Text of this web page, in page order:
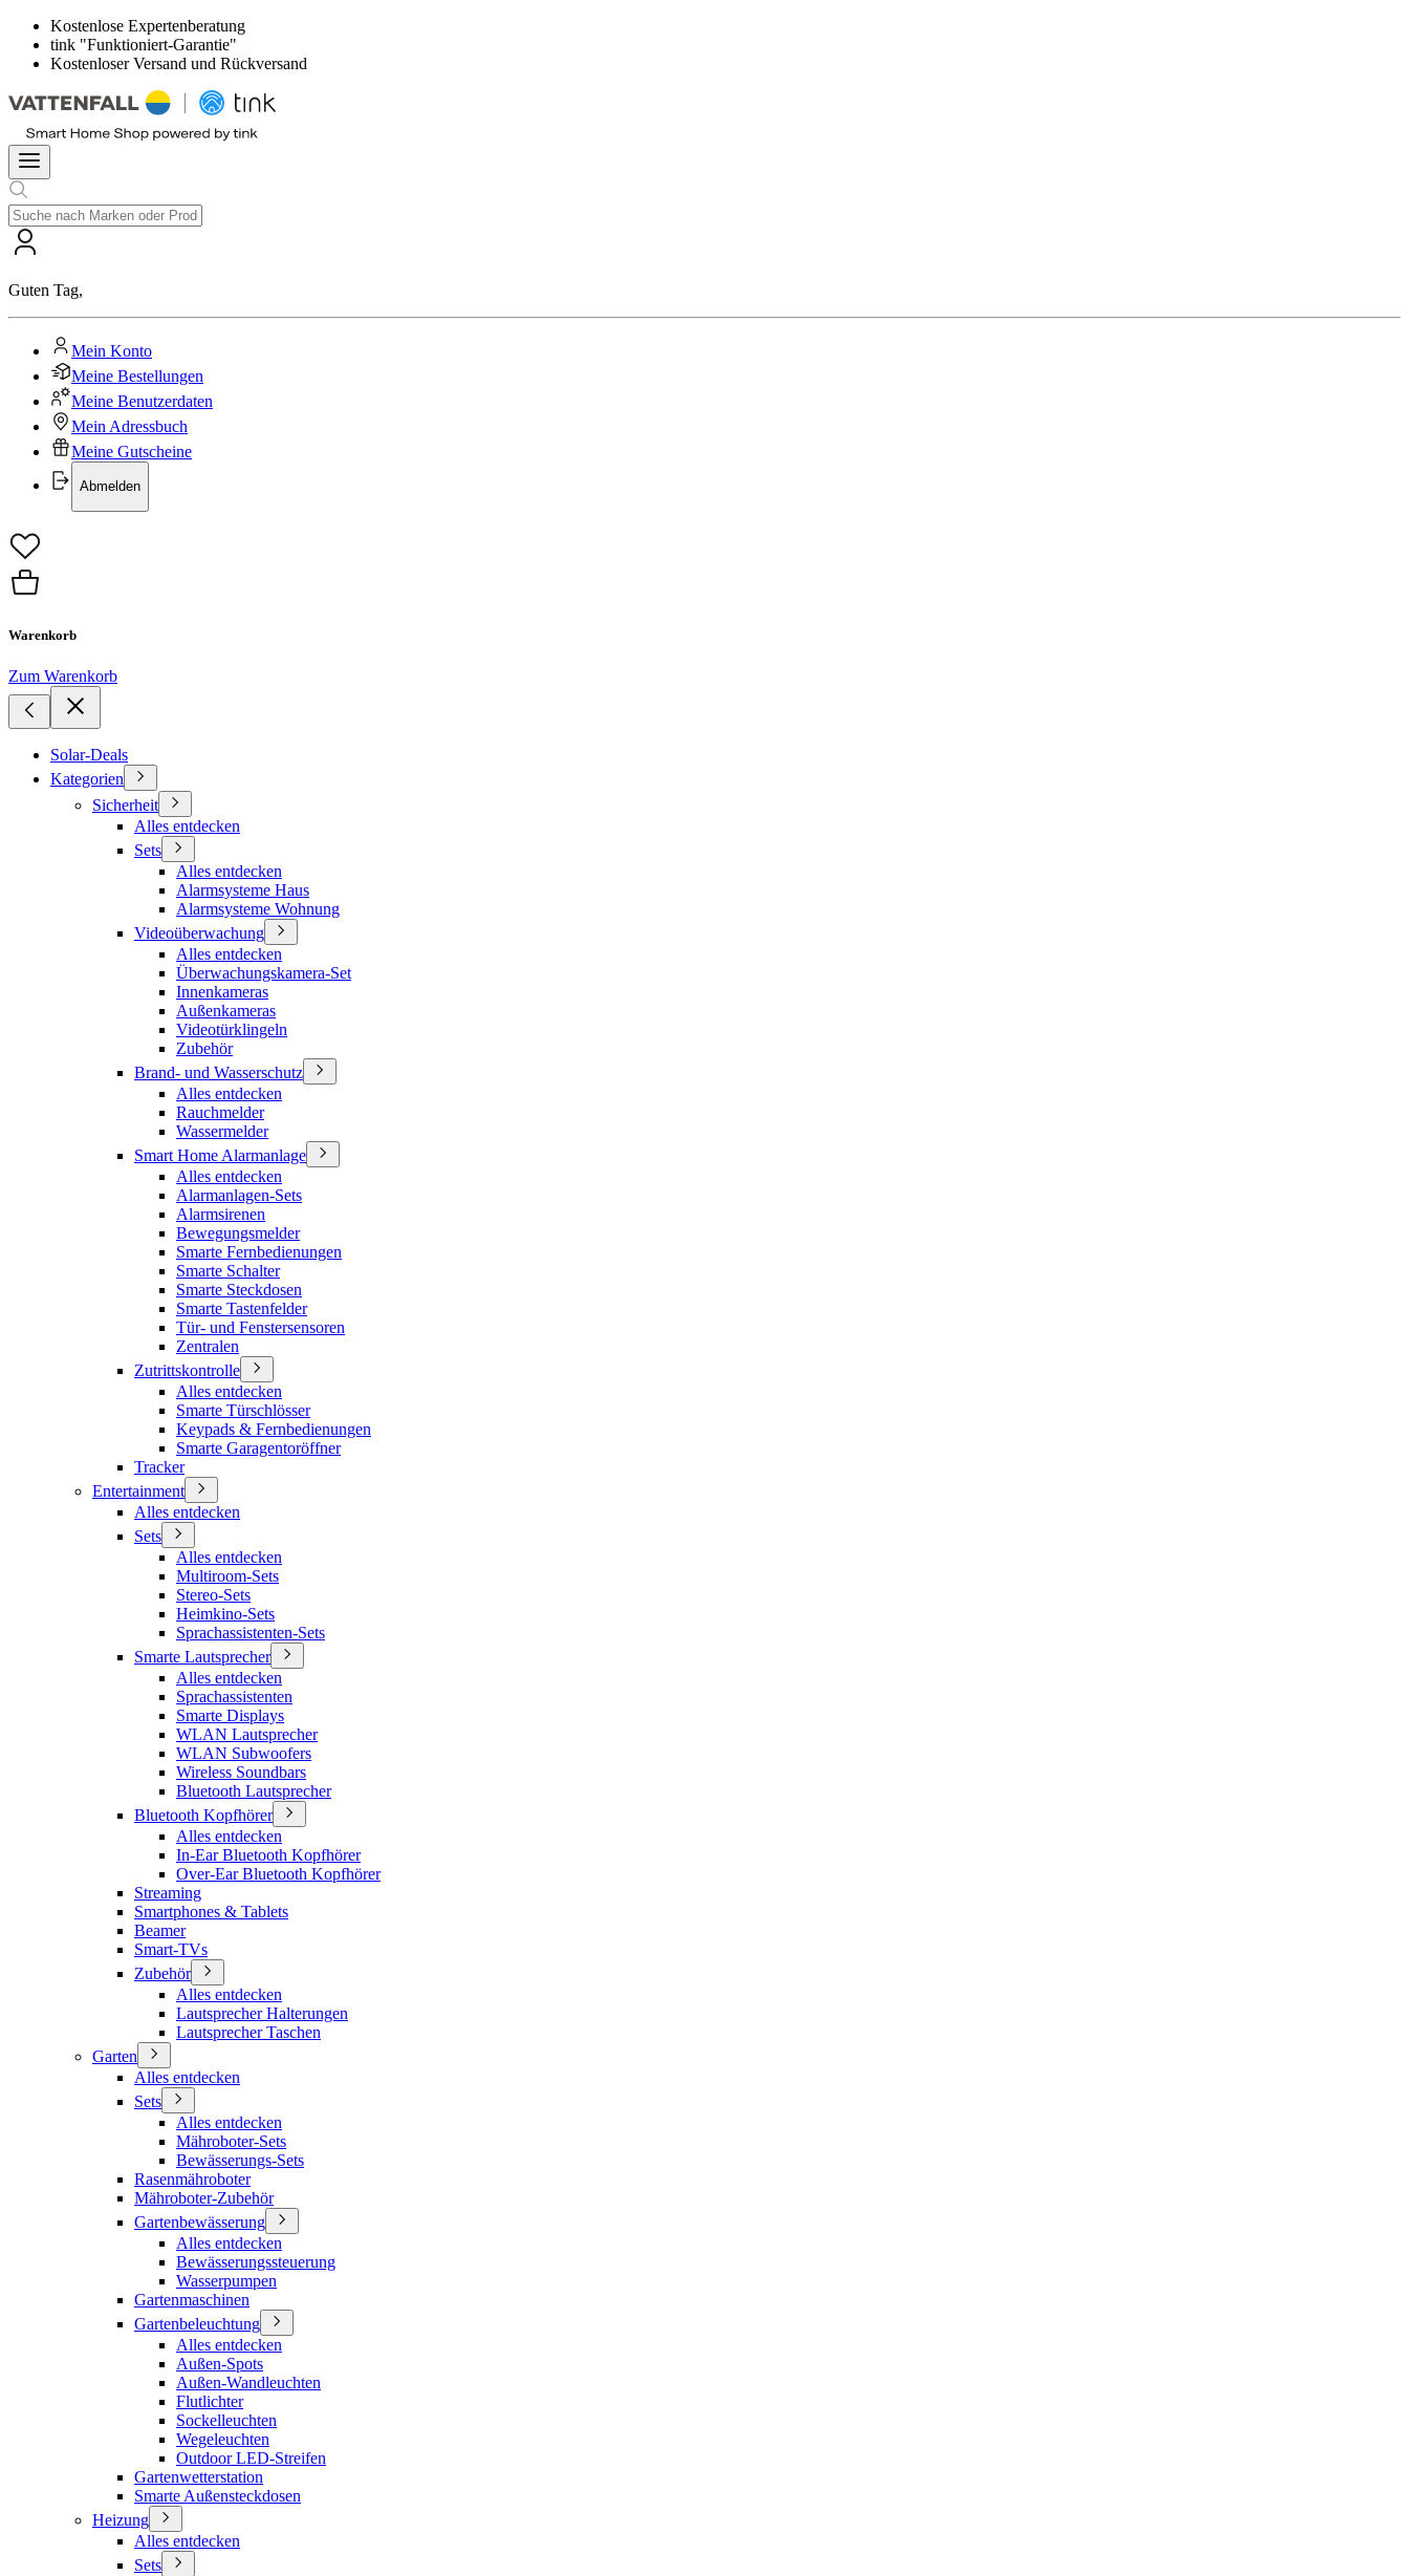
Kostenlose Expertenberatung
tink "Funktioniert-Garantie"
Kostenloser Versand und Rückversand
Guten Tag,
Mein Konto
Meine Bestellungen
Meine Benutzerdaten
Mein Adressbuch
Meine Gutscheine
Abmelden
Warenkorb
Zum Warenkorb
Solar-Deals
Kategorien
Sicherheit
Alles entdecken
Sets
Alles entdecken
Alarmsysteme Haus
Alarmsysteme Wohnung
Videoüberwachung
Alles entdecken
Überwachungskamera-Set
Innenkameras
Außenkameras
Videotürklingeln
Zubehör
Brand- und Wasserschutz
Alles entdecken
Rauchmelder
Wassermelder
Smart Home Alarmanlage
Alles entdecken
Alarmanlagen-Sets
Alarmsirenen
Bewegungsmelder
Smarte Fernbedienungen
Smarte Schalter
Smarte Steckdosen
Smarte Tastenfelder
Tür- und Fenstersensoren
Zentralen
Zutrittskontrolle
Alles entdecken
Smarte Türschlösser
Keypads & Fernbedienungen
Smarte Garagentoröffner
Tracker
Entertainment
Alles entdecken
Sets
Alles entdecken
Multiroom-Sets
Stereo-Sets
Heimkino-Sets
Sprachassistenten-Sets
Smarte Lautsprecher
Alles entdecken
Sprachassistenten
Smarte Displays
WLAN Lautsprecher
WLAN Subwoofers
Wireless Soundbars
Bluetooth Lautsprecher
Bluetooth Kopfhörer
Alles entdecken
In-Ear Bluetooth Kopfhörer
Over-Ear Bluetooth Kopfhörer
Streaming
Smartphones & Tablets
Beamer
Smart-TVs
Zubehör
Alles entdecken
Lautsprecher Halterungen
Lautsprecher Taschen
Garten
Alles entdecken
Sets
Alles entdecken
Mähroboter-Sets
Bewässerungs-Sets
Rasenmähroboter
Mähroboter-Zubehör
Gartenbewässerung
Alles entdecken
Bewässerungssteuerung
Wasserpumpen
Gartenmaschinen
Gartenbeleuchtung
Alles entdecken
Außen-Spots
Außen-Wandleuchten
Flutlichter
Sockelleuchten
Wegeleuchten
Outdoor LED-Streifen
Gartenwetterstation
Smarte Außensteckdosen
Heizung
Alles entdecken
Sets